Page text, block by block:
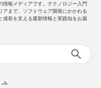
情報メディアです。テクノロジー入門
アまで、ソフトウェア開発にかかわる
成長を支える最新情報と実践知をお届